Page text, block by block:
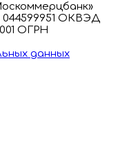
044599951 ОКВЭД
ОГРН
данных